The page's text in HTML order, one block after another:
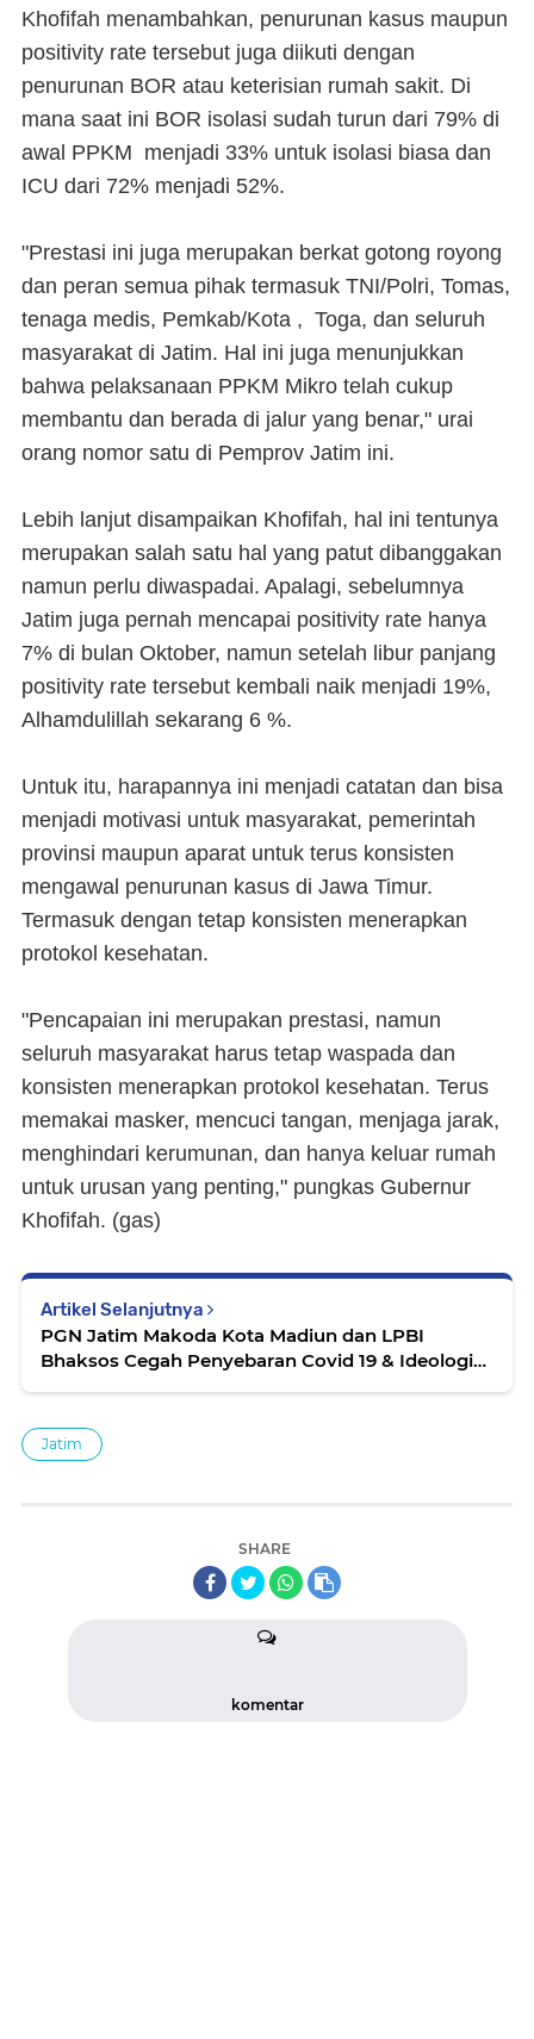
Khofifah menambahkan, penurunan kasus maupun
positivity rate tersebut juga diikuti dengan
penurunan BOR atau keterisian rumah sakit. Di
mana saat ini BOR isolasi sudah turun dari 79% di
awal PPKM menjadi 33% untuk isolasi biasa dan
ICU dari 72% menjadi 52%.
"Prestasi ini juga merupakan berkat gotong royong
dan peran semua pihak termasuk TNI/Polri, Tomas,
tenaga medis, Pemkab/Kota , Toga, dan seluruh
masyarakat di Jatim. Hal ini juga menunjukkan
bahwa pelaksanaan PPKM Mikro telah cukup
membantu dan berada di jalur yang benar," urai
orang nomor satu di Pemprov Jatim ini.
Lebih lanjut disampaikan Khofifah, hal ini tentunya
merupakan salah satu hal yang patut dibanggakan
namun perlu diwaspadai. Apalagi, sebelumnya
Jatim juga pernah mencapai positivity rate hanya
7% di bulan Oktober, namun setelah libur panjang
positivity rate tersebut kembali naik menjadi 19%,
Alhamdulillah sekarang 6 %.
Untuk itu, harapannya ini menjadi catatan dan bisa
menjadi motivasi untuk masyarakat, pemerintah
provinsi maupun aparat untuk terus konsisten
mengawal penurunan kasus di Jawa Timur.
Termasuk dengan tetap konsisten menerapkan
protokol kesehatan.
"Pencapaian ini merupakan prestasi, namun
seluruh masyarakat harus tetap waspada dan
konsisten menerapkan protokol kesehatan. Terus
memakai masker, mencuci tangan, menjaga jarak,
menghindari kerumunan, dan hanya keluar rumah
untuk urusan yang penting," pungkas Gubernur
Khofifah. (gas)
Artikel Selanjutnya
PGN Jatim Makoda Kota Madiun dan LPBI
Bhaksos Cegah Penyebaran Covid 19 & Ideologi
Jatim
SHARE
komentar